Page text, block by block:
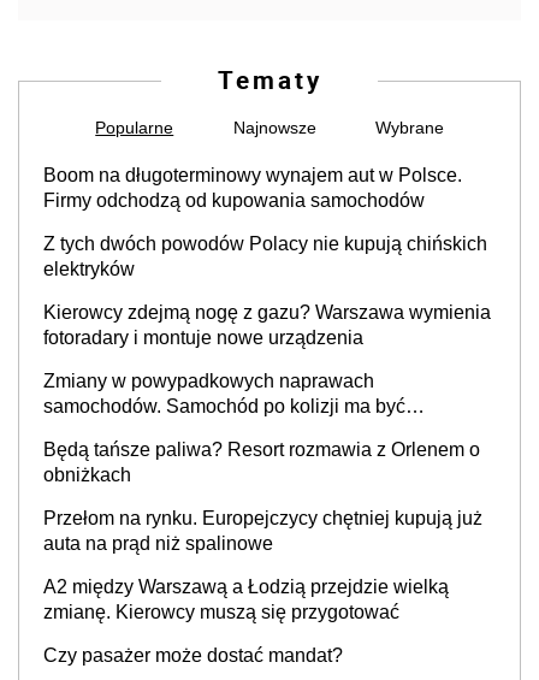
Tematy
Popularne Najnowsze Wybrane
Boom na długoterminowy wynajem aut w Polsce.
Firmy odchodzą od kupowania samochodów
Z tych dwóch powodów Polacy nie kupują chińskich
elektryków
Kierowcy zdejmą nogę z gazu? Warszawa wymienia
fotoradary i montuje nowe urządzenia
Zmiany w powypadkowych naprawach
samochodów. Samochód po kolizji ma być
producenta
Będą tańsze paliwa? Resort rozmawia z Orlenem o
obniżkach
Przełom na rynku. Europejczycy chętniej kupują już
auta na prąd niż spalinowe
A2 między Warszawą a Łodzią przejdzie wielką
zmianę. Kierowcy muszą się przygotować
Czy pasażer może dostać mandat?